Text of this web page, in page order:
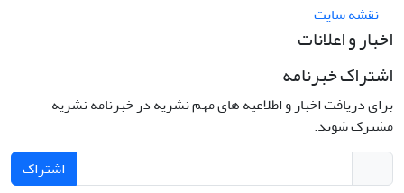
نقشه سایت
اخبار و اعلانات
اشتراک خبرنامه
برای دریافت اخبار و اطلاعیه های مهم نشریه در خبرنامه نشریه
مشترک شوید.
اشتراک